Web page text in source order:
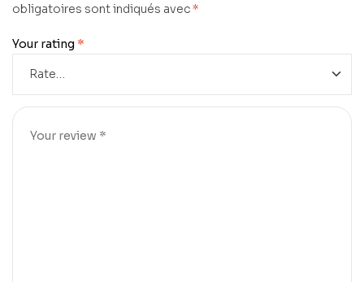
obligatoires sont indiqués avec*
Your rating *